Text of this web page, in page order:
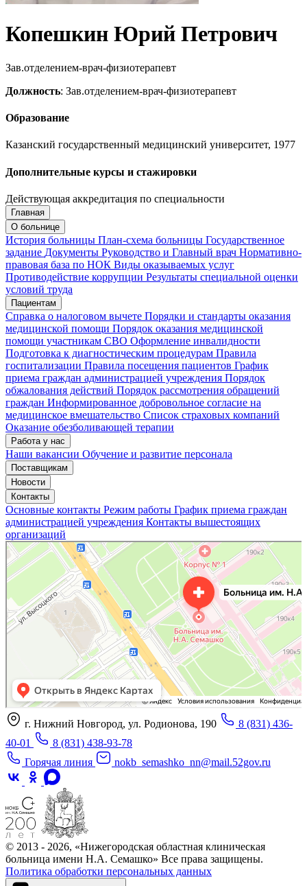
Копешкин Юрий Петрович
Зав.отделением-врач-физиотерапевт
Должность: Зав.отделением-врач-физиотерапевт
Образование
Казанский государственный медицинский университет, 1977
Дополнительные курсы и стажировки
Действующая аккредитация по специальности
Запись на приём
Подтвердить запись Отмена
Запись подтверждена
Мои записи
Главная
О больнице
История больницы План-схема больницы Государственное
задание Документы Руководство и Главный врач Нормативно-
правовая база по НОК Виды оказываемых услуг
Противодействие коррупции Результаты специальной оценки
условий труда
Пациентам
Справка о налоговом вычете Порядки и стандарты оказания
медицинской помощи Порядок оказания медицинской
помощи участникам СВО Оформление инвалидности
Подготовка к диагностическим процедурам Правила
госпитализации Правила посещения пациентов График
приема граждан администрацией учреждения Порядок
обжалования действий Порядок рассмотрения обращений
граждан Информированное добровольное согласие на
медицинское вмешательство Список страховых компаний
Оказание обезболивающей терапии
Работа у нас
Наши вакансии Обучение и развитие персонала
Поставщикам
Новости
Контакты
Основные контакты Режим работы График приема граждан
администрацией учреждения Контакты вышестоящих
организаций
«Нижегородская областная клиническая больница имени Н.А. Семашко»
Отделение больницы, госпиталя в Нижнем Новгороде
Больница для взрослых в Нижнем Новгороде
г. Нижний Новгород, ул. Родионова, 190
8 (831) 436-
40-01
8 (831) 438-93-78
Горячая линия
nokb_semashko_nn@mail.52gov.ru
© 2013 - 2026, «Нижегородская областная клиническая
больница имени Н.А. Семашко» Все права защищены.
Политика обработки персональных данных